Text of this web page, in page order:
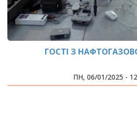
ГОСТІ З
ПН, 06/01/2025 -